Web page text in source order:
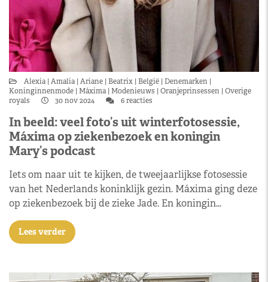
Alexia Amalia Ariane Beatrix België Denemarken
Koninginnenmode Máxima Modenieuws Oranjeprinsessen Overige
royals
30 nov 2024 6 reacties
In beeld: veel foto’s uit winterfotosessie,
Máxima op ziekenbezoek en koningin
Mary’s podcast
Iets om naar uit te kijken, de tweejaarlijkse fotosessie
van het Nederlands koninklijk gezin. Máxima ging deze
op ziekenbezoek bij de zieke Jade. En koningin…
Lees verder